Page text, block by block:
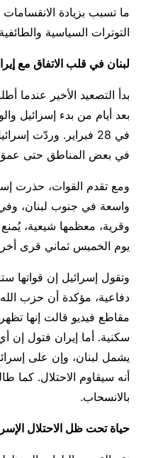
ما تسبب بزيادة
التوترات السياسية
لبنان في قلب الاتفاق مع
بدأ التصعيد الأخير عندما
بعد أيام من بدء إسرائيل
في 28 فبراير. وردّت
في بعض المناطق حتى عمق 7
ومع تقدم القوات، حذرت
وقرية، معظمها شيعية،
يوم الخميس ثماني قرى
وتقول إسرائيل إن قواتها
دفاعية، مؤكدة أن حزب
مقاطع فيديو قالت إنها
سكنية. أما إيران فتول إن
يشمل لبنان، وإن على
أنه سيقاوم الاحتلال. كما
بالانسحاب.
حياة تحت ظل الاحتلال